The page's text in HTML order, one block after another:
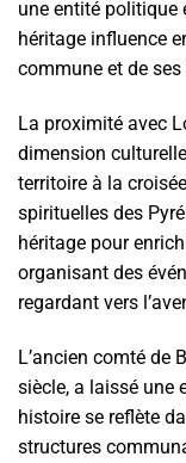
une entité politique
héritage influence
commune et de
La proximité avec
dimension
territoire à la
spirituelles des
héritage pour
organisant des
regardant vers
L’ancien comté de
siècle, a laissé une
histoire se reflète
structures